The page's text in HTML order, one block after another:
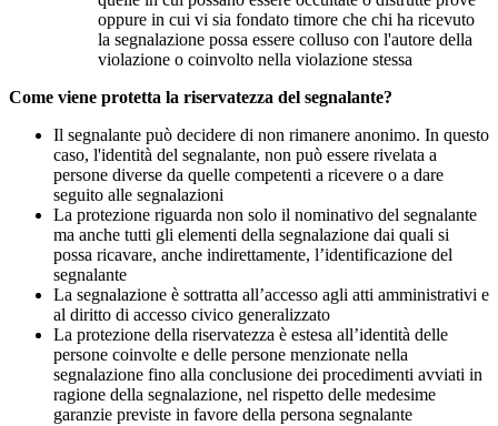
oppure in cui vi sia fondato timore che chi ha ricevuto
la segnalazione possa essere colluso con l'autore della
violazione o coinvolto nella violazione stessa
Come viene protetta la riservatezza del segnalante?
Il segnalante può decidere di non rimanere anonimo. In questo
caso, l'identità del segnalante, non può essere rivelata a
persone diverse da quelle competenti a ricevere o a dare
seguito alle segnalazioni
La protezione riguarda non solo il nominativo del segnalante
ma anche tutti gli elementi della segnalazione dai quali si
possa ricavare, anche indirettamente, l’identificazione del
segnalante
La segnalazione è sottratta all’accesso agli atti amministrativi e
al diritto di accesso civico generalizzato
La protezione della riservatezza è estesa all’identità delle
persone coinvolte e delle persone menzionate nella
segnalazione fino alla conclusione dei procedimenti avviati in
ragione della segnalazione, nel rispetto delle medesime
garanzie previste in favore della persona segnalante